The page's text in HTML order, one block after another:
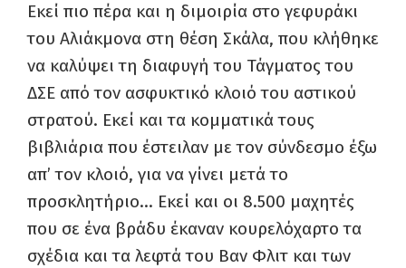
Εκεί πιο πέρα και η διμοιρία στο γεφυράκι
του Αλιάκμονα στη θέση Σκάλα, που κλήθηκε
να καλύψει τη διαφυγή του Τάγματος του
ΔΣΕ από τον ασφυκτικό κλοιό του αστικού
στρατού. Εκεί και τα κομματικά τους
βιβλιάρια που έστειλαν με τον σύνδεσμο έξω
απ’ τον κλοιό, για να γίνει μετά το
προσκλητήριο… Εκεί και οι 8.500 μαχητές
που σε ένα βράδυ έκαναν κουρελόχαρτο τα
σχέδια και τα λεφτά του Βαν Φλιτ και των